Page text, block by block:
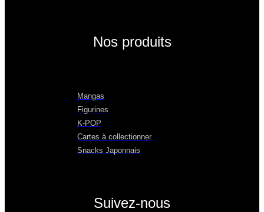
Nos produits
Mangas
Figurines
K-POP
Cartes à collectionner
Snacks Japonnais
Suivez-nous